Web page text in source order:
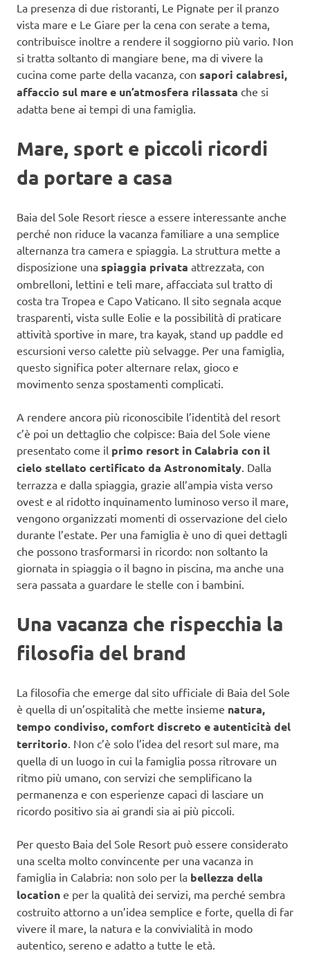
La presenza di due ristoranti, Le Pignate per il pranzo
vista mare e Le Giare per la cena con serate a tema,
contribuisce inoltre a rendere il soggiorno più vario. Non
si tratta soltanto di mangiare bene, ma di vivere la
cucina come parte della vacanza, con sapori calabresi,
affaccio sul mare e un’atmosfera rilassata che si
adatta bene ai tempi di una famiglia.
Mare, sport e piccoli ricordi
da portare a casa
Baia del Sole Resort riesce a essere interessante anche
perché non riduce la vacanza familiare a una semplice
alternanza tra camera e spiaggia. La struttura mette a
disposizione una spiaggia privata attrezzata, con
ombrelloni, lettini e teli mare, affacciata sul tratto di
costa tra Tropea e Capo Vaticano. Il sito segnala acque
trasparenti, vista sulle Eolie e la possibilità di praticare
attività sportive in mare, tra kayak, stand up paddle ed
escursioni verso calette più selvagge. Per una famiglia,
questo significa poter alternare relax, gioco e
movimento senza spostamenti complicati.
A rendere ancora più riconoscibile l’identità del resort
c’è poi un dettaglio che colpisce: Baia del Sole viene
presentato come il primo resort in Calabria con il
cielo stellato certificato da Astronomitaly. Dalla
terrazza e dalla spiaggia, grazie all’ampia vista verso
ovest e al ridotto inquinamento luminoso verso il mare,
vengono organizzati momenti di osservazione del cielo
durante l’estate. Per una famiglia è uno di quei dettagli
che possono trasformarsi in ricordo: non soltanto la
giornata in spiaggia o il bagno in piscina, ma anche una
sera passata a guardare le stelle con i bambini.
Una vacanza che rispecchia la
filosofia del brand
La filosofia che emerge dal sito ufficiale di Baia del Sole
è quella di un’ospitalità che mette insieme natura,
tempo condiviso, comfort discreto e autenticità del
territorio. Non c’è solo l’idea del resort sul mare, ma
quella di un luogo in cui la famiglia possa ritrovare un
ritmo più umano, con servizi che semplificano la
permanenza e con esperienze capaci di lasciare un
ricordo positivo sia ai grandi sia ai più piccoli.
Per questo Baia del Sole Resort può essere considerato
una scelta molto convincente per una vacanza in
famiglia in Calabria: non solo per la bellezza della
location e per la qualità dei servizi, ma perché sembra
costruito attorno a un’idea semplice e forte, quella di far
vivere il mare, la natura e la convivialità in modo
autentico, sereno e adatto a tutte le età.